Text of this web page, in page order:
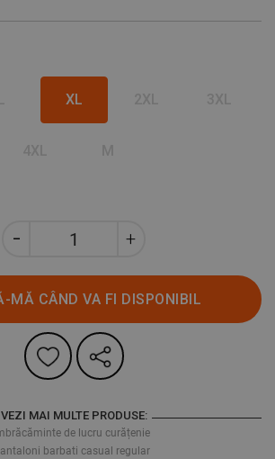
XL
MĂ CÂND VA FI DISPONIBIL
VEZI MAI MULTE PRODUSE:
de lucru curățenie
barbati casual regular